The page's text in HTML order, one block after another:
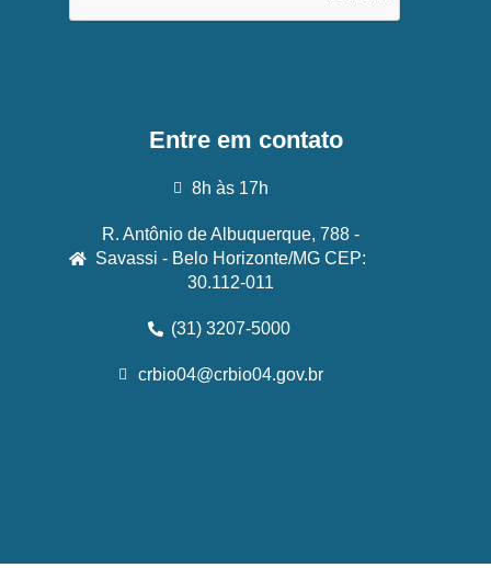
Entre em contato
8h às 17h
R. Antônio de Albuquerque, 788 -
Savassi - Belo Horizonte/MG CEP:
30.112-011
(31) 3207-5000
crbio04@crbio04.gov.br